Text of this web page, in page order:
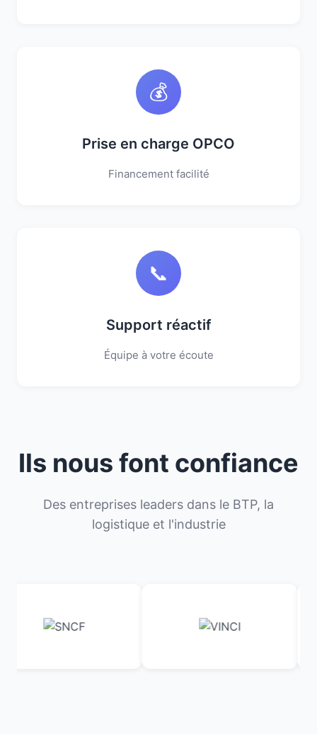
💰
Prise en charge OPCO
Financement facilité
📞
Support réactif
Équipe à votre écoute
Ils nous font confiance
Des entreprises leaders dans le BTP, la
logistique et l'industrie